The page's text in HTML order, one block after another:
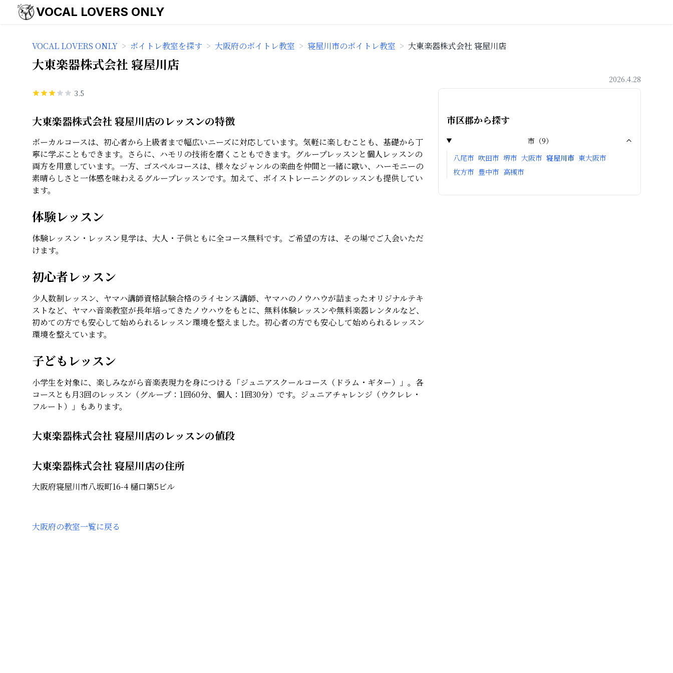
VOCAL LOVERS ONLY
VOCAL LOVERS ONLY > ボイトレ教室を探す > 大阪府のボイトレ教室 > 寝屋川市のボイトレ教室 > 大東楽器株式会社 寝屋川店
大東楽器株式会社 寝屋川店
2026.4.28
3.5
大東楽器株式会社 寝屋川店のレッスンの特徴
ボーカルコースは、初心者から上級者まで幅広いニーズに対応しています。気軽に楽しむことも、基礎から丁
寧に学ぶこともできます。さらに、ハモリの技術を磨くこともできます。グループレッスンと個人レッスンの
両方を用意しています。一方、ゴスペルコースは、様々なジャンルの楽曲を仲間と一緒に歌い、ハーモニーの
素晴らしさと一体感を味わえるグループレッスンです。加えて、ボイストレーニングのレッスンも提供してい
ます。
体験レッスン
体験レッスン・レッスン見学は、大人・子供ともに全コース無料です。ご希望の方は、その場でご入会いただ
けます。
初心者レッスン
少人数制レッスン、ヤマハ講師資格試験合格のライセンス講師、ヤマハのノウハウが詰まったオリジナルテキ
ストなど、ヤマハ音楽教室が長年培ってきたノウハウをもとに、無料体験レッスンや無料楽器レンタルなど、
初めての方でも安心して始められるレッスン環境を整えました。初心者の方でも安心して始められるレッスン
環境を整えています。
子どもレッスン
小学生を対象に、楽しみながら音楽表現力を身につける「ジュニアスクールコース（ドラム・ギター）」。各
コースとも月3回のレッスン（グループ：1回60分、個人：1回30分）です。ジュニアチャレンジ（ウクレレ・
フルート）」もあります。
大東楽器株式会社 寝屋川店のレッスンの値段
大東楽器株式会社 寝屋川店の住所
大阪府寝屋川市八坂町16-4 樋口第5ビル
市区郡から探す
市 （9）
八尾市 吹田市 堺市 大阪市 寝屋川市 東大阪市
枚方市 豊中市 高槻市
大阪府の教室一覧に戻る